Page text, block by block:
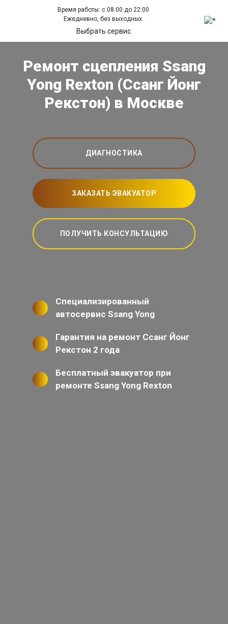
Время работы: с 08:00 до 22:00
Ежедневно, без выходных.
Выбрать сервис
Ремонт сцепления Ssang
Yong Rexton (Ссанг Йонг
Рекстон) в Москве
ДИАГНОСТИКА
ЗАКАЗАТЬ ЭВАКУАТОР
ПОЛУЧИТЬ КОНСУЛЬТАЦИЮ
Специализированный
автосервис Ssang Yong
Гарантия на ремонт Ссанг Йонг
Рекстон 2 года
Бесплатный эвакуатор при
ремонте Ssang Yong Rexton